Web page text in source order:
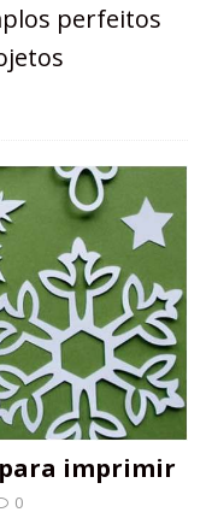
perfeitos
para imprimir
0